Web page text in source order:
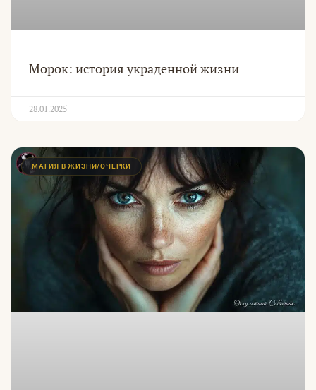
Морок: история украденной жизни
28.01.2025
МАГИЯ В ЖИЗНИ/ОЧЕРКИ